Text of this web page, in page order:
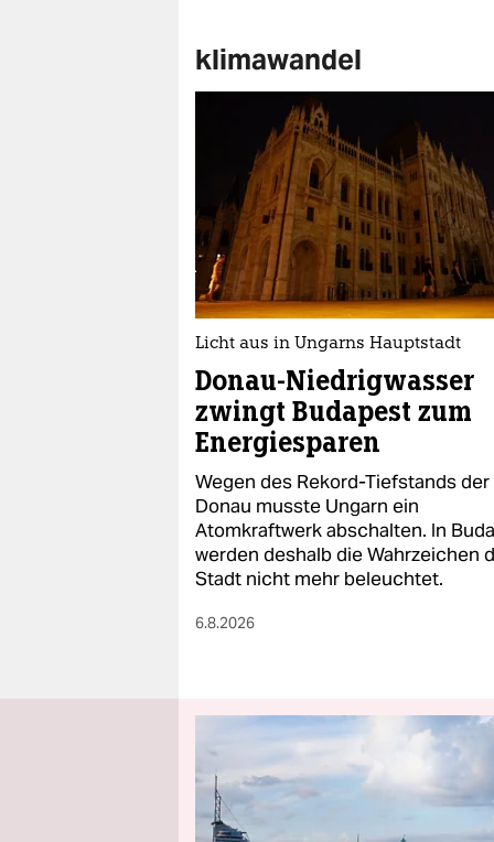
klimawandel
Licht aus in Ungarns Hauptstadt
Donau-Niedrigwasser
zwingt Budapest zum
Energiesparen
Wegen des Rekord-Tiefstands der
Donau musste Ungarn ein
Atomkraftwerk abschalten. In
werden deshalb die Wahrzeichen
Stadt nicht mehr beleuchtet.
6.8.2026